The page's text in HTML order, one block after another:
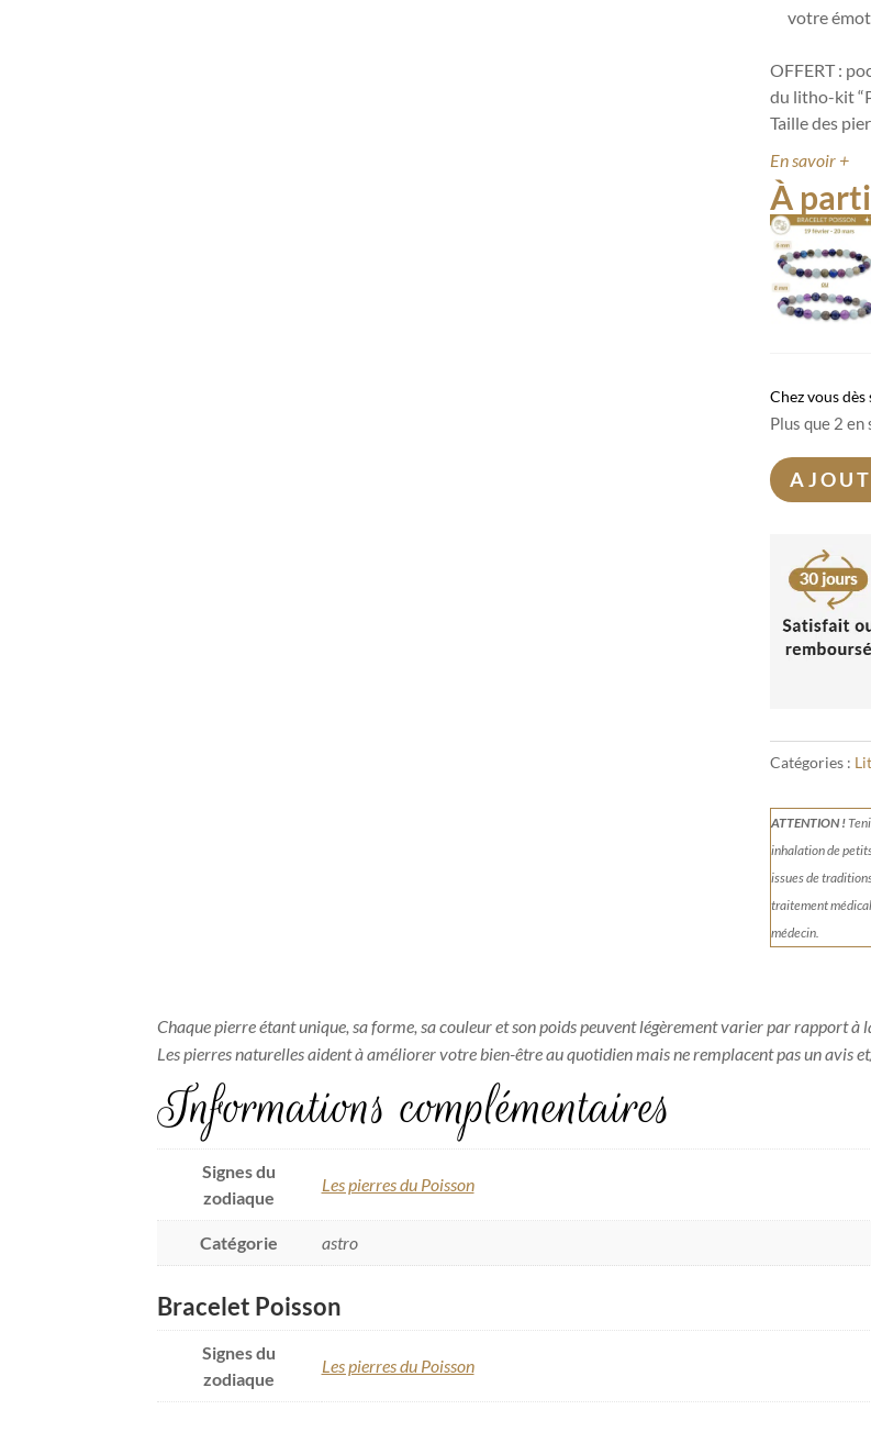
votre
OFFERT :
du litho-kit
Taille des
En savoir +
À
Chez vous
Plus que 2 en
Catégories :
ATTENTION !
inhalation de
issues de
traitement
médecin.
Chaque pierre étant unique, sa forme, sa couleur et son poids peuvent légèrement varier par rapport à
Les pierres naturelles aident à améliorer votre bien-être au quotidien mais ne remplacent pas un avis
Informations complémentaires
Signes du
zodiaque
Les pierres du Poisson
Catégorie astro
Bracelet Poisson
Signes du
zodiaque
Les pierres du Poisson